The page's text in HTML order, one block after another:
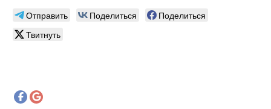
Отправить Поделиться
Поделиться
Твитнуть